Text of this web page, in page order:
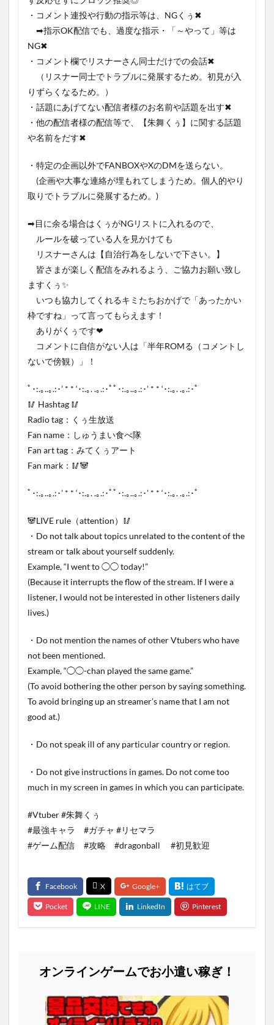
・コメント連投や行動の指示等は、NGくぅ✖
➡指示OK配信でも、過度な指示・「～やって」等は
NG✖
・コメント欄でリスナーさん同士だけでの会話✖
（リスナー同士でトラブルに発展するため。初見が入
りずらくなるため。）
・話題にあげてない配信者様のお名前や話題を出す✖
・他の配信者様の配信等で、【朱舞くぅ】に関する話題
や名前をだす✖
・特定の企画以外でFANBOXやXのDMを送らない。
(企画や大事な連絡が埋もれてしまうため。個人的やり
取りでトラブルに発展するため。)
➡目に余る場合はくぅがNGリストに入れるので、
ルールを破っている人を見かけても
リスナーさんは【自治行為をしないで下さい。】
皆さまが楽しく配信をみれるよう、ご協力お願い致し
ますくぅ✨
いつも協力してくれるキミたちおかげで「あったかい
枠ですね」って言ってもらえます！
ありがくぅです❤
コメントに自信がない人は「半年ROMる（コメントし
ないで傍観）」！
ﾟ･:.｡..｡.:･’ * * ‘･:.｡. .｡.:･ﾟﾟ･:.｡..｡.:･’ * * ‘･:.｡. .｡.:･ﾟ
🥢 Hashtag 🥢
Radio tag：くぅ生放送
Fan name：しゅうまい食べ隊
Fan art tag：みてくぅアート
Fan mark：🥢🐼
ﾟ･:.｡..｡.:･’ * * ‘･:.｡. .｡.:･ﾟﾟ･:.｡..｡.:･’ * * ‘･:.｡. .｡.:･ﾟ
🐼LIVE rule（attention）🥢
・Do not talk about topics unrelated to the content of the
stream or talk about yourself suddenly.
Example, “I went to ◯◯ today!”
(Because it interrupts the flow of the stream. If I were a
listener, I would not be interested in other listeners daily
lives.)
・Do not mention the names of other Vtubers who have
not been mentioned.
Example, “◯◯-chan played the same game.”
(To avoid bothering the other person by saying something.
To avoid bringing up an streamer’s name that I am not
good at.)
・Do not speak ill of any particular country or region.
・Do not give instructions in games. Do not come too
much in my screen in games in which you can participate.
#Vtuber #朱舞くぅ
#最強キャラ #ガチャ #リセマラ
#ゲーム配信 #攻略 #dragonball #初見歓迎
オンラインゲームでお小遣い稼ぎ！